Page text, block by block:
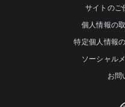
サイトのご
個人情報の
特定個人情報
ソーシャル
お問